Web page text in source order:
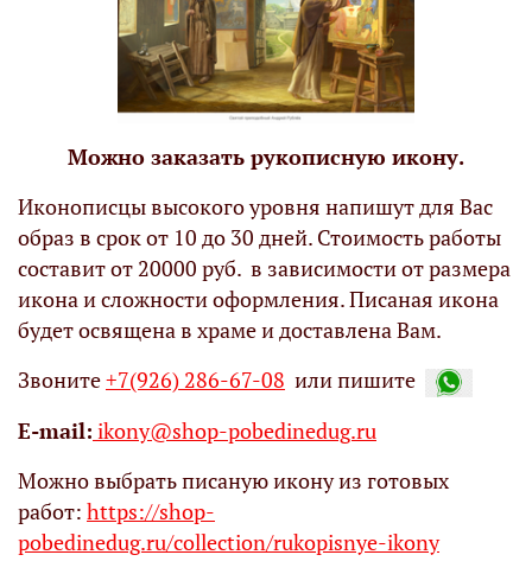
Можно заказать рукописную икону.
Иконописцы высокого уровня напишут для Вас
образ в срок от 10 до 30 дней. Стоимость работы
составит от 20000 руб. в зависимости от размера
икона и сложности оформления. Писаная икона
будет освящена в храме и доставлена Вам.
Звоните+7(926) 286-67-08 или пишите
Е-mail: ikony@shop-pobedinedug.ru
Можно выбрать писаную икону из готовых
работ: https://shop-
pobedinedug.ru/collection/rukopisnye-ikony